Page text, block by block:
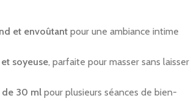
et envoûtant pour une ambiance intime
soyeuse, parfaite pour masser sans laisser
de 30 ml pour plusieurs séances de bien-